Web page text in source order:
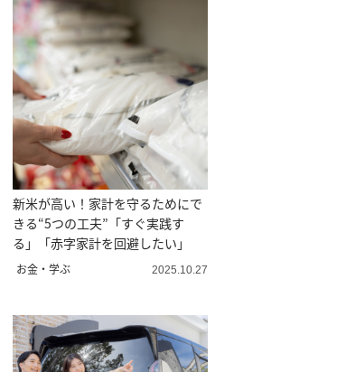
新米が高い！家計を守るためにで
きる“5つの工夫”「すぐ実践す
る」「赤字家計を回避したい」
お金・学ぶ 2025.10.27